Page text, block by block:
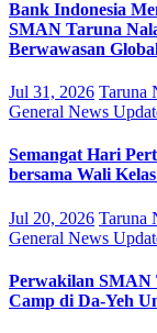
Bank Indonesia
SMAN Taruna
Berwawasan
Jul 31, 2026 Taruna
General News
Semangat Hari
bersama Wali
Jul 20, 2026 Taruna
General News
Perwakilan SMAN
Camp di Da-Yeh